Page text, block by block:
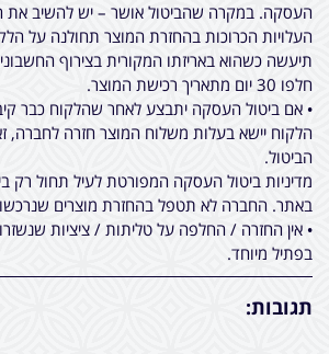
העסקה. במקרה שהביטול אושר – יש להשיב את
העלויות הכרוכות בהחזרת המוצר תחולנה על
תיעשה כשהוא באריזתו המקורית בצירוף
חלפו 30 יום מתאריך רכישת המוצר.
• אם ביטול העסקה יתבצע לאחר שהלקוח כבר
הלקוח יישא בעלות משלוח המוצר חזרה לחברה,
הביטול.
מדיניות ביטול העסקה המפורטת לעיל תחול רק
באתר. החברה לא תטפל בהחזרת מוצרים
• אין החזרה / החלפה על טליתות / ציציות
בפתיל מיוחד.
תגובות: